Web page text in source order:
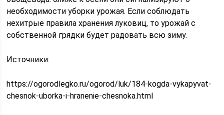
необходимости уборки урожая. Если соблюдать
нехитрые правила хранения луковиц, то урожай с
собственной грядки будет радовать всю зиму.
Источники:
https://ogorodlegko.ru/ogorod/luk/184-kogda-vykapyvat-
chesnok-uborka-i-hranenie-chesnoka.html